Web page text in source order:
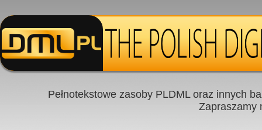
Pełnotekstowe zasoby PLDML oraz innych
Zapraszamy